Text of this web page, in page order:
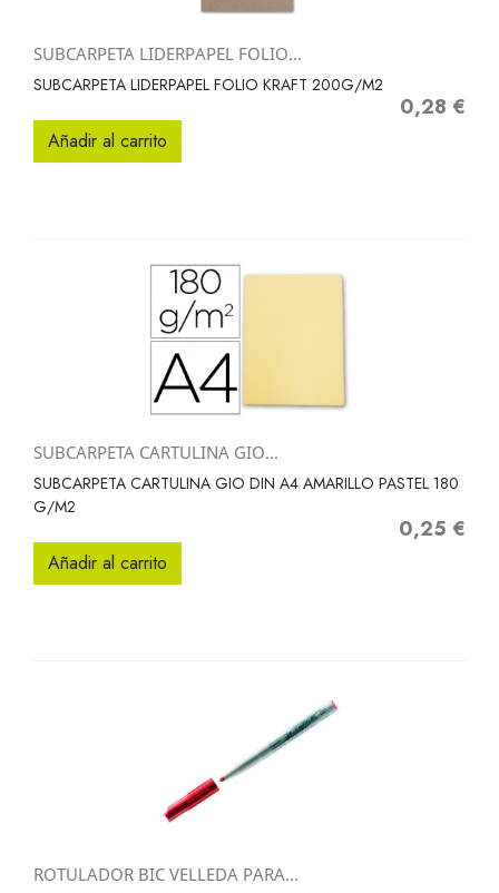
SUBCARPETA LIDERPAPEL FOLIO...
SUBCARPETA LIDERPAPEL FOLIO KRAFT 200G/M2
Precio
0,28 €
Añadir al carrito
SUBCARPETA CARTULINA GIO...
SUBCARPETA CARTULINA GIO DIN A4 AMARILLO PASTEL 180
G/M2
Precio
0,25 €
Añadir al carrito
ROTULADOR BIC VELLEDA PARA...